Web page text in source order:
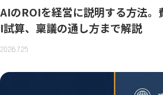
AIのROIを経営に説明する方法。
I試算、稟議の通し方まで解説
2026.7.25